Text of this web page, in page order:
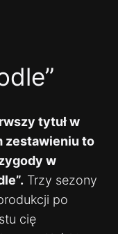
tytuł w
zestawieniu to
w
Trzy sezony
po
cię